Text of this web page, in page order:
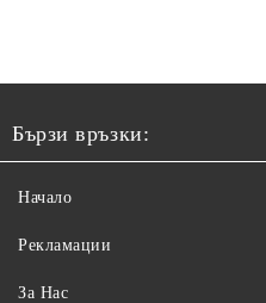
Бързи връзки:
Начало
Рекламации
За Нас